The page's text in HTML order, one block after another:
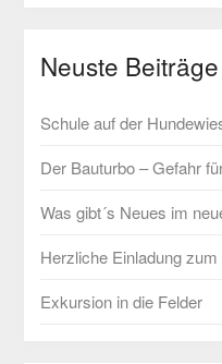
Neuste Beiträge
Schule auf der
Der Bauturbo – Gefahr
Was gibt´s Neues im
Herzliche Einladung
Exkursion in die Felder